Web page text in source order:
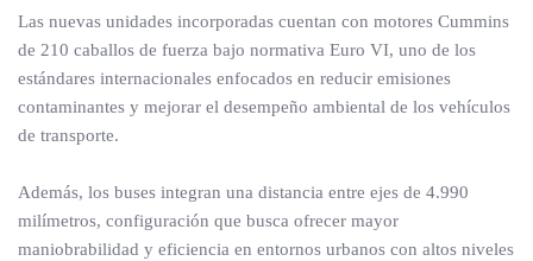
Las nuevas unidades incorporadas cuentan con motores Cummins
de 210 caballos de fuerza bajo normativa Euro VI, uno de los
estándares internacionales enfocados en reducir emisiones
contaminantes y mejorar el desempeño ambiental de los vehículos
de transporte.
Además, los buses integran una distancia entre ejes de 4.990
milímetros, configuración que busca ofrecer mayor
maniobrabilidad y eficiencia en entornos urbanos con altos niveles